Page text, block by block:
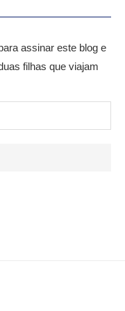
assinar este blog e
filhas que viajam